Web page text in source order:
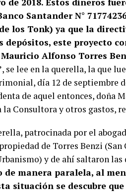
Santander N°
los Tonk) ya que la
depósitos, este proyecto
Alfonso Torres
, se lee en la querella, la que
día 12 de septiembre
de aquel entonces, doña
la Consultora y otros gastos,
patrocinada por el
de Torres Benzi
y de ahí saltaron las
de manera paralela, al
situación se descubre